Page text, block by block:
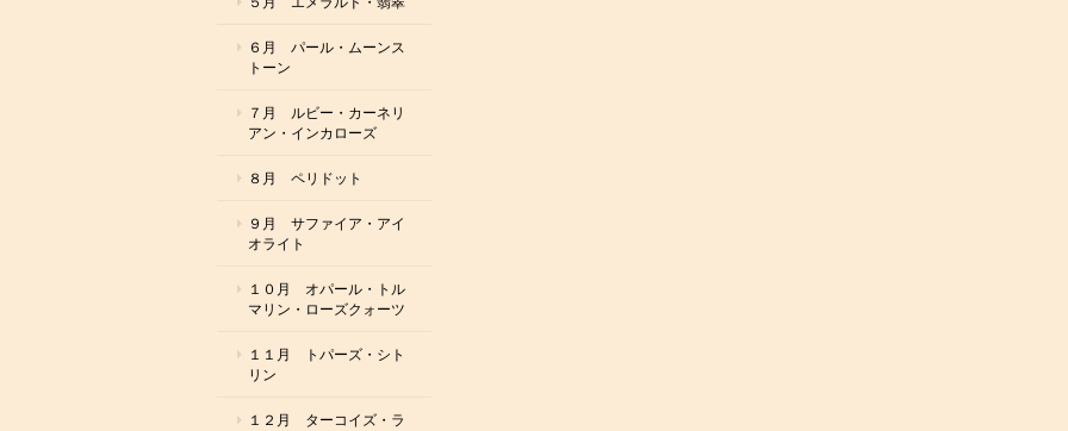
６月 パール・ムーンス
トーン
７月 ルビー・カーネリ
アン・インカローズ
８月 ペリドット
９月 サファイア・アイ
オライト
１０月 オパール・トル
マリン・ローズクォーツ
１１月 トパーズ・シト
リン
１２月 ターコイズ・ラ